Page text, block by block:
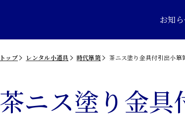
お知
トップ レンタル小道具 時代箪笥 茶ニス塗り金具付引出小箪
茶ニス塗り金具